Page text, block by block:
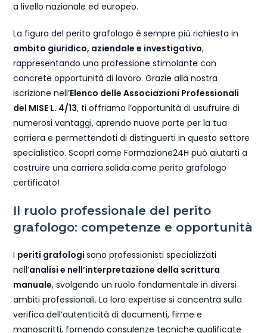
a livello nazionale ed europeo.
La figura del perito grafologo è sempre più richiesta in
ambito giuridico, aziendale e investigativo,
rappresentando una professione stimolante con
concrete opportunità di lavoro. Grazie alla nostra
iscrizione nell’Elenco delle Associazioni Professionali
del MISE L. 4/13, ti offriamo l’opportunità di usufruire di
numerosi vantaggi, aprendo nuove porte per la tua
carriera e permettendoti di distinguerti in questo settore
specialistico. Scopri come Formazione24H può aiutarti a
costruire una carriera solida come perito grafologo
certificato!
Il ruolo professionale del perito
grafologo: competenze e opportunità
I periti grafologisono professionisti specializzati
nell’analisi e nell’interpretazione della scrittura
manuale, svolgendo un ruolo fondamentale in diversi
ambiti professionali. La loro expertise si concentra sulla
verifica dell’autenticità di documenti, firme e
manoscritti, fornendo consulenze tecniche qualificate